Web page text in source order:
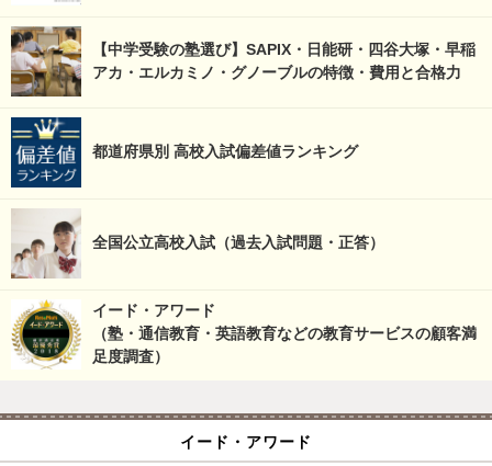
【中学受験の塾選び】SAPIX・日能研・四谷大塚・早稲
アカ・エルカミノ・グノーブルの特徴・費用と合格力
都道府県別 高校入試偏差値ランキング
全国公立高校入試（過去入試問題・正答）
イード・アワード
（塾・通信教育・英語教育などの教育サービスの顧客満
足度調査）
イード・アワード